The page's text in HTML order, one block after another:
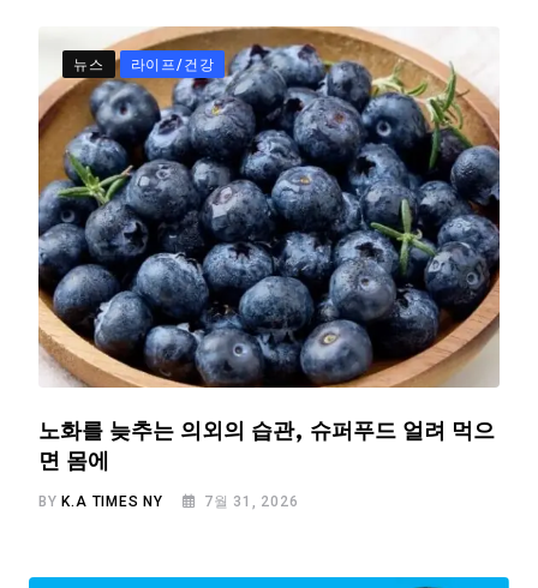
뉴스 라이프/건강
노화를 늦추는 의외의 습관, 슈퍼푸드 얼려 먹으
면 몸에
BYK.A TIMES NY 7월 31, 2026